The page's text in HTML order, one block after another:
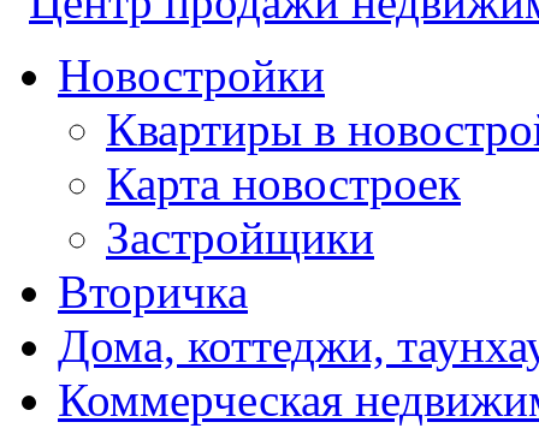
Новостройки
Квартиры в
Карта новостроек
Застройщики
Вторичка
Дома, коттеджи,
Коммерческая